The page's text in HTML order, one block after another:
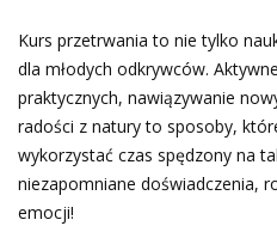
Kurs przetrwania to nie tylko
dla młodych odkrywców.
praktycznych, nawiązywanie
radości z natury to sposoby,
wykorzystać czas spędzony na
niezapomniane doświadczenia,
emocji!